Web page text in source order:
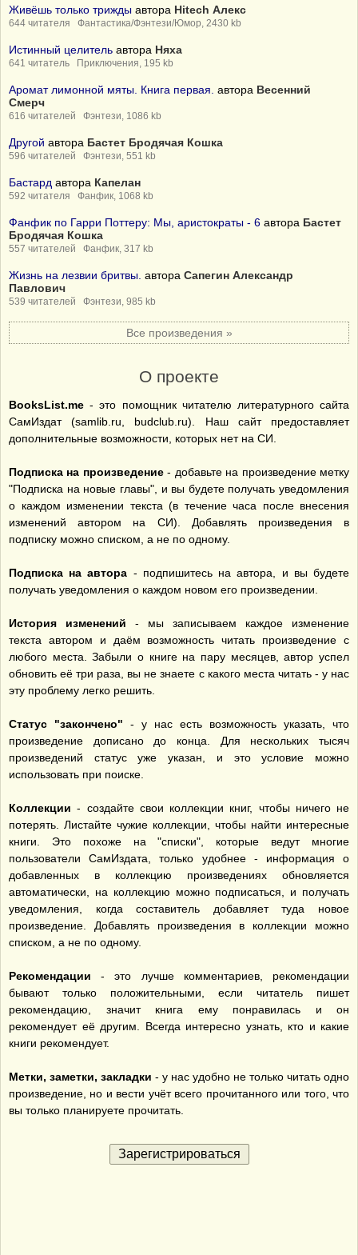
Живёшь только трижды автора Hitech Алекс
644 читателя Фантастика/Фэнтези/Юмор, 2430 kb
Истинный целитель автора Няха
641 читатель Приключения, 195 kb
Аромат лимонной мяты. Книга первая. автора Весенний
Смерч
616 читателей Фэнтези, 1086 kb
Другой автора Бастет Бродячая Кошка
596 читателей Фэнтези, 551 kb
Бастард автора Капелан
592 читателя Фанфик, 1068 kb
Фанфик по Гарри Поттеру: Мы, аристократы - 6 автора Бастет
Бродячая Кошка
557 читателей Фанфик, 317 kb
Жизнь на лезвии бритвы. автора Сапегин Александр
Павлович
539 читателей Фэнтези, 985 kb
Все произведения »
О проекте
BooksList.me - это помощник читателю литературного сайта
СамИздат (samlib.ru, budclub.ru). Наш сайт предоставляет
дополнительные возможности, которых нет на СИ.
Подписка на произведение- добавьте на произведение метку
"Подписка на новые главы", и вы будете получать уведомления
о каждом изменении текста (в течение часа после внесения
изменений автором на СИ). Добавлять произведения в
подписку можно списком, а не по одному.
Подписка на автора - подпишитесь на автора, и вы будете
получать уведомления о каждом новом его произведении.
История изменений - мы записываем каждое изменение
текста автором и даём возможность читать произведение с
любого места. Забыли о книге на пару месяцев, автор успел
обновить её три раза, вы не знаете с какого места читать - у нас
эту проблему легко решить.
Статус "закончено" - у нас есть возможность указать, что
произведение дописано до конца. Для нескольких тысяч
произведений статус уже указан, и это условие можно
использовать при поиске.
Коллекции - создайте свои коллекции книг, чтобы ничего не
потерять. Листайте чужие коллекции, чтобы найти интересные
книги. Это похоже на "списки", которые ведут многие
пользователи СамИздата, только удобнее - информация о
добавленных в коллекцию произведениях обновляется
автоматически, на коллекцию можно подписаться, и получать
уведомления, когда составитель добавляет туда новое
произведение. Добавлять произведения в коллекции можно
списком, а не по одному.
Рекомендации - это лучше комментариев, рекомендации
бывают только положительными, если читатель пишет
рекомендацию, значит книга ему понравилась и он
рекомендует её другим. Всегда интересно узнать, кто и какие
книги рекомендует.
Метки, заметки, закладки - у нас удобно не только читать одно
произведение, но и вести учёт всего прочитанного или того, что
вы только планируете прочитать.